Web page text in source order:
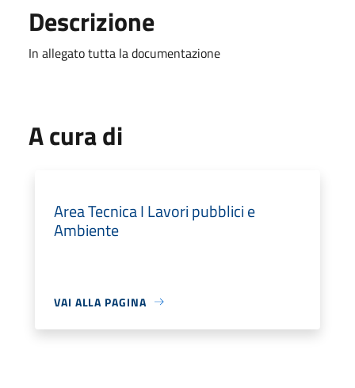
Descrizione
In allegato tutta la documentazione
A cura di
Area Tecnica I Lavori pubblici e
Ambiente
VAI ALLA PAGINA